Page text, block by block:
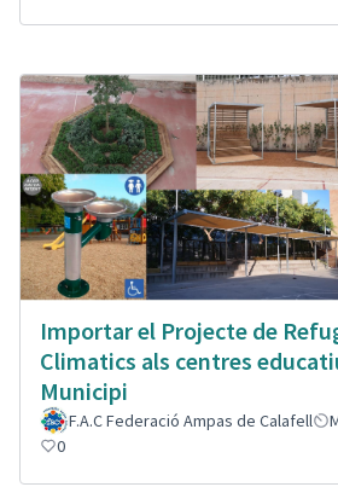
Importar el Projecte de
Climatics als centres
Municipi
F.A.C Federació Ampas de Calafell
0